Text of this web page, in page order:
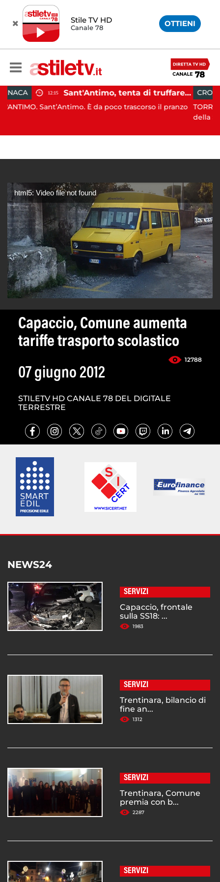
Stile TV HD
Canale 78 OTTIENI
Sant'Antimo, tenta di truffare anziana: 16enne denunciato dai carabinieri
È da poco trascorso il pranzo
CRONACA 14:17
TORRE ANNUNZIATA.
html5: Video file not found
Capaccio, Comune aumenta
tariffe trasporto scolastico
12788
07 giugno 2012
STILETV HD CANALE 78 DEL DIGITALE
TERRESTRE
NEWS24
SERVIZI
Capaccio, frontale
sulla SS18: ...
1983
SERVIZI
Trentinara, bilancio di
fine an...
1312
SERVIZI
Trentinara, Comune
premia con b...
2287
SERVIZI